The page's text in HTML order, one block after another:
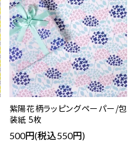
紫陽花柄ラッピングペーパー/包
装紙 5枚
500円(税込550円)